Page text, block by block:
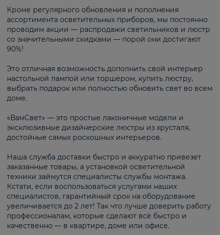
Кроме регулярного обновления и пополнения
ассортимента осветительных приборов, мы постоянно
проводим акции — распродажи светильников и люстр
со значительными скидками — порой они достигают
90%!
Это отличная возможность дополнить свой интерьер
настольной лампой или торшером, купить люстру,
выбрать подарок или полностью обновить свет во всем
доме.
«ВамСвет» — это простые лаконичные модели и
эксклюзивные дизайнерские люстры из хрусталя,
достойные самых роскошных интерьеров.
Наша служба доставки быстро и аккуратно привезет
заказанные товары, а установкой осветительной
техники займутся специалисты службы монтажа.
Кстати, если воспользоваться услугами наших
специалистов, гарантийный срок на оборудование
увеличивается до 2 лет! Так что лучше доверить работу
профессионалам, которые сделают всё быстро и
качественно — в квартире, доме или офисе.